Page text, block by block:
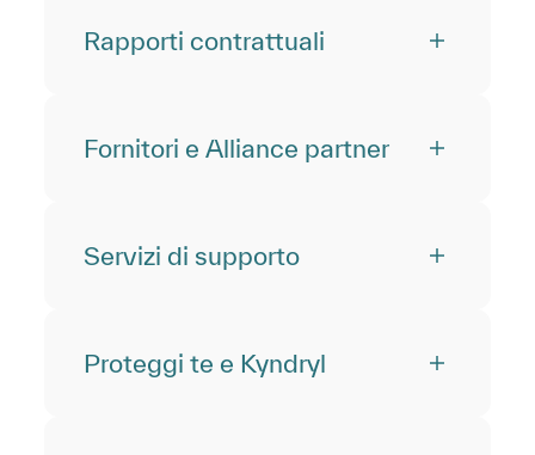
Rapporti contrattuali
Fornitori e Alliance partner
Servizi di supporto
Proteggi te e Kyndryl